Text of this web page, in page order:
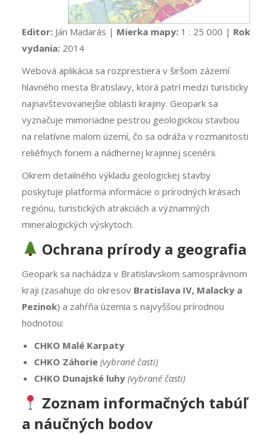
Editor:Ján Madarás | Mierka mapy:1 : 25 000 | Rok
vydania:2014
Webová aplikácia sa rozprestiera v širšom zázemí
hlavného mesta Bratislavy, ktorá patrí medzi turisticky
najnavštevovanejšie oblasti krajiny. Geopark sa
vyznačuje mimoriadne pestrou geologickou stavbou
na relatívne malom území, čo sa odráža v rozmanitosti
reliéfnych foriem a nádhernej krajinnej scenérii.
Okrem detailného výkladu geologickej stavby
poskytuje platforma informácie o prírodných krásach
regiónu, turistických atrakciách a významných
mineralogických výskytoch.
Ochrana prírody a geografia
Geopark sa nachádza v Bratislavskom samosprávnom
kraji (zasahuje do okresov Bratislava IV, Malacky a
Pezinok) a zahŕňa územia s najvyššou prírodnou
hodnotou:
CHKO Malé Karpaty
CHKO Záhorie (vybrané časti)
CHKO Dunajské luhy (vybrané časti)
Zoznam informačných tabúľ
a náučných bodov